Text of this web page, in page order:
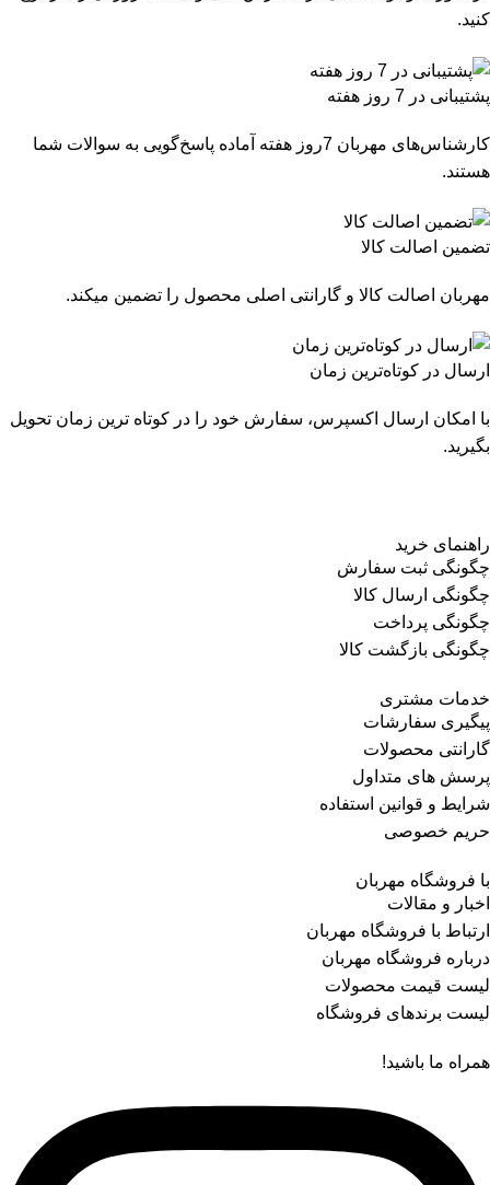
کنید.
پشتیبانی در 7 روز هفته
کارشناس‌های مهربان 7روز هفته آماده پاسخ‌گویی به سوالات شما
هستند.
تضمین اصالت کالا
مهربان اصالت کالا و گارانتی اصلی محصول را تضمین میکند.
ارسال در کوتاه‌ترین زمان
با امکان ارسال اکسپرس، سفارش خود را در کوتاه ترین زمان تحویل
بگیرید.
راهنمای خرید
چگونگی ثبت سفارش
چگونگی ارسال کالا
چگونگی پرداخت
چگونگی بازگشت کالا
خدمات مشتری
پیگیری سفارشات
گارانتی محصولات
پرسش های متداول
شرایط و قوانین استفاده
حریم خصوصی
با فروشگاه مهربان
اخبار و مقالات
ارتباط با فروشگاه مهربان
درباره فروشگاه مهربان
لیست قیمت محصولات
لیست برندهای فروشگاه
همراه ما باشید!